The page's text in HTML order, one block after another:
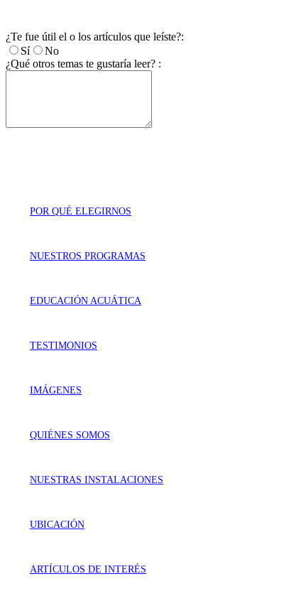
¿Te fue útil el o los artículos que leíste?:
Sí
No
¿Qué otros temas te gustaría leer? :
POR QUÉ ELEGIRNOS
NUESTROS PROGRAMAS
EDUCACIÓN ACUÁTICA
TESTIMONIOS
IMÁGENES
QUIÉNES SOMOS
NUESTRAS INSTALACIONES
UBICACIÓN
ARTÍCULOS DE INTERÉS